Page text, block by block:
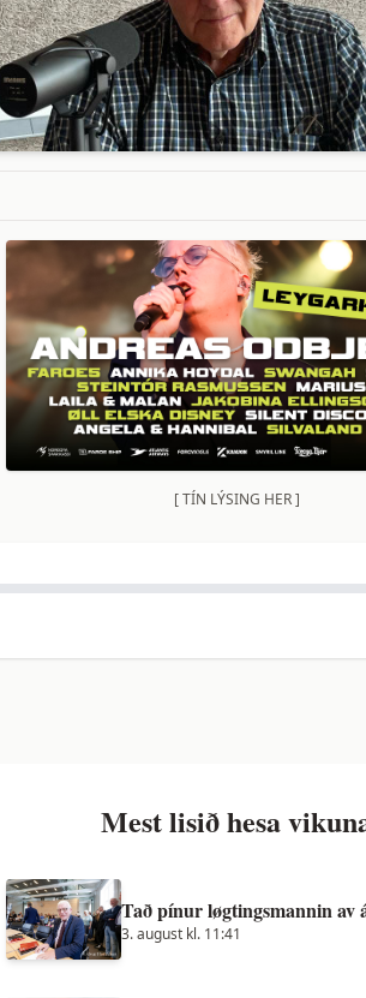
[ TÍN LÝSING HER ]
Mest lisið hesa
Tað pínur løgtingsmannin av
3. august kl. 11:41